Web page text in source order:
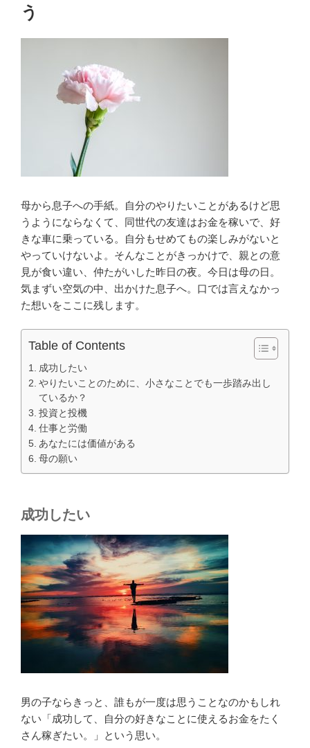
う
母から息子への手紙。自分のやりたいことがあるけど思
うようにならなくて、同世代の友達はお金を稼いで、好
きな車に乗っている。自分もせめてもの楽しみがないと
やっていけないよ。そんなことがきっかけで、親との意
見が食い違い、仲たがいした昨日の夜。今日は母の日。
気まずい空気の中、出かけた息子へ。口では言えなかっ
た想いをここに残します。
Table of Contents
成功したい
やりたいことのために、小さなことでも一歩踏み出し
ているか？
投資と投機
仕事と労働
あなたには価値がある
母の願い
成功したい
男の子ならきっと、誰もが一度は思うことなのかもしれ
ない「成功して、自分の好きなことに使えるお金をたく
さん稼ぎたい。」という思い。